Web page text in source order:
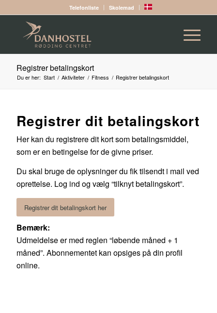
Telefonliste Skolemad
Registrer betalingskort
Du er her: Start / Aktiviteter / Fitness / Registrer betalingskort
Registrer dit betalingskort
Her kan du registrere dit kort som betalingsmiddel,
som er en betingelse for de givne priser.
Du skal bruge de oplysninger du fik tilsendt i mail ved
oprettelse. Log ind og vælg “tilknyt betalingskort”.
Registrer dit betalingskort her
Bemærk:
Udmeldelse er med reglen “løbende måned + 1
måned”. Abonnementet kan opsiges på din profil
online.